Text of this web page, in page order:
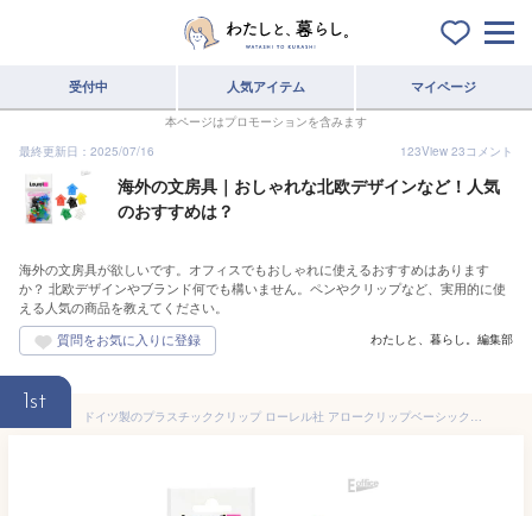
受付中 人気アイテム マイページ
本ページはプロモーションを含みます
最終更新日：2025/07/16
123View 23コメント
海外の文房具｜おしゃれな北欧デザインなど！人気
のおすすめは？
海外の文房具が欲しいです。オフィスでもおしゃれに使えるおすすめはあります
か？ 北欧デザインやブランド何でも構いません。ペンやクリップなど、実用的に使
える人気の商品を教えてください。
わたしと、暮らし。編集部
1st
ドイツ製のプラスチッククリップ ローレル社 アロークリップベーシックカラー 30mm アソート25 個入り 1427-95Laurelプラスチック 文房具 文具 ステーショナリー カラフル 書類 整理 便利 透明 プチギフト かわいい 小学生 中学生